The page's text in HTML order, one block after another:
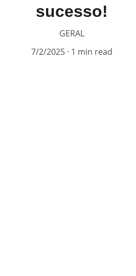
sucesso!
GERAL
7/2/2025
1 min read